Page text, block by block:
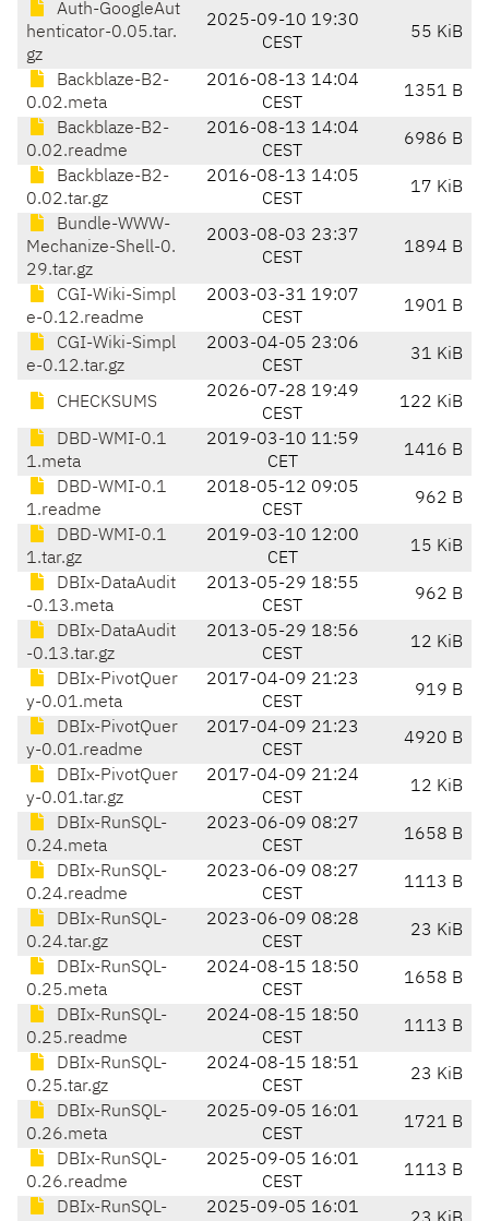
Auth-GoogleAut
henticator-0.05.tar.
gz
2025-09-10 19:30
CEST
55 KiB
Backblaze-B2-
0.02.meta
2016-08-13 14:04
CEST
1351 B
Backblaze-B2-
0.02.readme
2016-08-13 14:04
CEST
6986 B
Backblaze-B2-
0.02.tar.gz
2016-08-13 14:05
CEST
17 KiB
Bundle-WWW-
Mechanize-Shell-0.
29.tar.gz
2003-08-03 23:37
CEST
1894 B
CGI-Wiki-Simpl
e-0.12.readme
2003-03-31 19:07
CEST
1901 B
CGI-Wiki-Simpl
e-0.12.tar.gz
2003-04-05 23:06
CEST
31 KiB
CHECKSUMS
2026-07-28 19:49
CEST
122 KiB
DBD-WMI-0.1
1.meta
2019-03-10 11:59
CET
1416 B
DBD-WMI-0.1
1.readme
2018-05-12 09:05
CEST
962 B
DBD-WMI-0.1
1.tar.gz
2019-03-10 12:00
CET
15 KiB
DBIx-DataAudit
-0.13.meta
2013-05-29 18:55
CEST
962 B
DBIx-DataAudit
-0.13.tar.gz
2013-05-29 18:56
CEST
12 KiB
DBIx-PivotQuer
y-0.01.meta
2017-04-09 21:23
CEST
919 B
DBIx-PivotQuer
y-0.01.readme
2017-04-09 21:23
CEST
4920 B
DBIx-PivotQuer
y-0.01.tar.gz
2017-04-09 21:24
CEST
12 KiB
DBIx-RunSQL-
0.24.meta
2023-06-09 08:27
CEST
1658 B
DBIx-RunSQL-
0.24.readme
2023-06-09 08:27
CEST
1113 B
DBIx-RunSQL-
0.24.tar.gz
2023-06-09 08:28
CEST
23 KiB
DBIx-RunSQL-
0.25.meta
2024-08-15 18:50
CEST
1658 B
DBIx-RunSQL-
0.25.readme
2024-08-15 18:50
CEST
1113 B
DBIx-RunSQL-
0.25.tar.gz
2024-08-15 18:51
CEST
23 KiB
DBIx-RunSQL-
0.26.meta
2025-09-05 16:01
CEST
1721 B
DBIx-RunSQL-
0.26.readme
2025-09-05 16:01
CEST
1113 B
DBIx-RunSQL- 2025-09-05 16:01